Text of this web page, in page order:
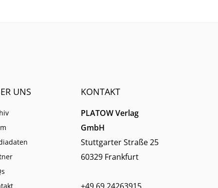
UNS KONTAKT
PLATOW Verlag
GmbH
Stuttgarter Straße 25
60329 Frankfurt
+49 69 24263915